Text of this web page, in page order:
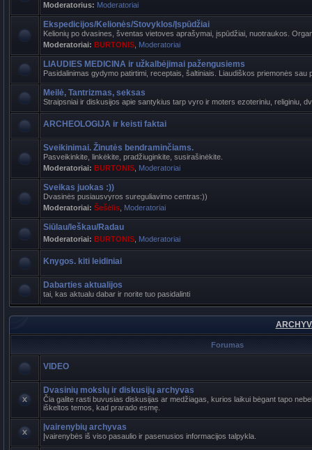
Moderatorius: Moderatoriai
Ekspedicijos/Kelionės/Stovyklos/Įspūdžiai
Kelionių po dvasines, šventas vietoves aprašymai, įspūdžiai, nuotraukos.
Moderatoriai: BURTONIS Moderatoriai
LIAUDIES MEDICINA ir užkalbėjimai pažengusiems
Pasidalinimas gydymo patirtimi, receptais, šaltiniais. Liaudiškos priemonės sau
Meilė, Tantrizmas, seksas
Straipsniai ir diskusijos apie santykius tarp vyro ir moters ezoteriniu, religiniu,
ARCHEOLOGIJA ir keisti faktai
Sveikinimai. Žinutės bendraminčiams.
Pasveikinkite, linkėkite, pradžiuginkite, susirašinėkite.
Moderatoriai: BURTONIS Moderatoriai
Sveikas juokas :))
Dvasinės pusiausvyros sureguliavimo centras:))
Moderatoriai: Šešėlis Moderatoriai
Siūlau/Ieškau/Radau
Moderatoriai: BURTONIS Moderatoriai
Knygos. kiti leidiniai
Dabarties aktualijos
tai, kas aktualu dabar ir norite tuo pasidalinti
Forumas
VIDEO
Dvasinių mokslų ir diskusijų archyvas
Čia galite rasti buvusias diskusijas ar medžiagas, kurios laikui bėgant tapo
iškeltos temos, kad prarado esmę.
Įvairenybių archyvas
Įvairenybės iš viso pasaulio ir pasenusios informacijos talpykla.